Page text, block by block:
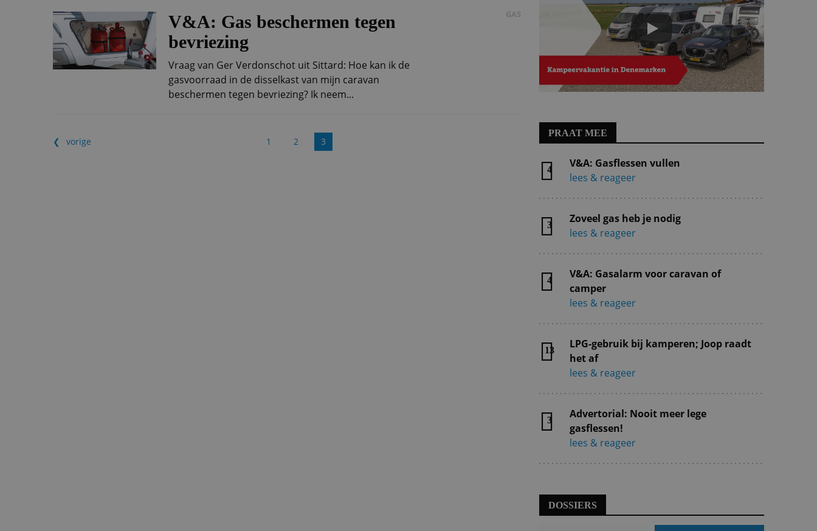
V&A: Gas beschermen tegen
bevriezing
Vraag van Ger Verdonschot uit Sittard: Hoe kan ik de
gasvoorraad in de disselkast van mijn caravan
beschermen tegen bevriezing? Ik neem...
GAS
vorige 1 2 3
PRAAT MEE
4
V&A: Gasflessen vullen
lees & reageer
3
Zoveel gas heb je nodig
lees & reageer
4
V&A: Gasalarm voor caravan of
camper
lees & reageer
13
LPG-gebruik bij kamperen; Joop raadt
het af
lees & reageer
3
Advertorial: Nooit meer lege
gasflessen!
lees & reageer
DOSSIERS